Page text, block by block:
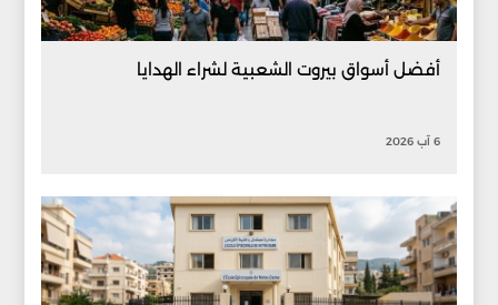
أفضل أسواق بيروت الشعبية لشراء الهدايا
6 آب 2026